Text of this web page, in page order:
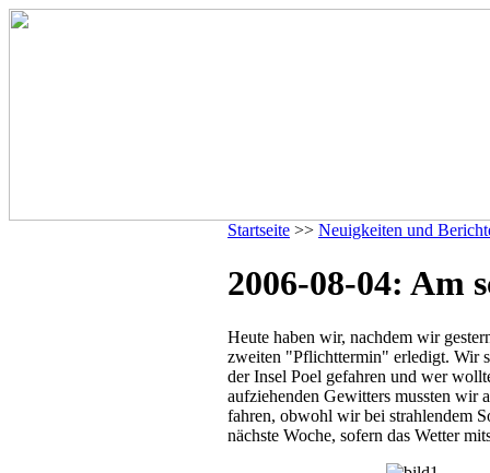
Startseite >> Neuigkeiten und
2006-08-04: Am
Heute haben wir, nachdem wir
zweiten "Pflichttermin" erledigt. Wir
der Insel Poel gefahren und wer
aufziehenden Gewitters mussten wir
fahren, obwohl wir bei strahlendem
nächste Woche, sofern das Wetter